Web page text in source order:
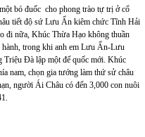
bó đuốc cho phong trào tự trị ở cổ
tiết độ sứ Lưu Ẩn kiêm chức Tĩnh Hải
đi nữa, Khúc Thừa Hạo không thuần
trong khi anh em Lưu Ẩn-Lưu
Triệu Đà lập một đế quốc mới. Khúc
nam, chọn gia tướng làm thứ sử châu
người Ái Châu có đến 3,000 con nuôi